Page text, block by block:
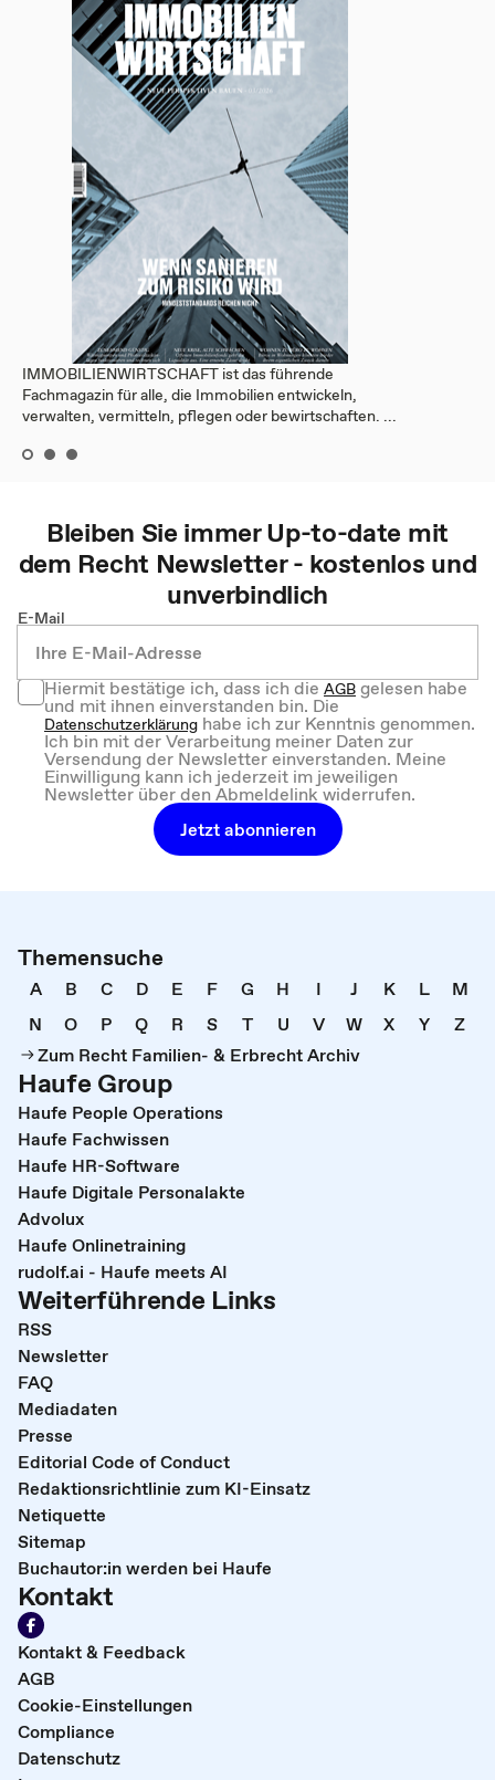
IMMOBILIENWIRTSCHAFT ist das führende
Fachmagazin für alle, die Immobilien entwickeln,
verwalten, vermitteln, pflegen oder bewirtschaften. ...
Bleiben Sie immer Up-to-date mit
dem Recht Newsletter - kostenlos und
unverbindlich
E-Mail
Hiermit bestätige ich, dass ich dieAGBgelesen habe
und mit ihnen einverstanden bin. Die
Datenschutzerklärung habe ich zur Kenntnis genommen.
Ich bin mit der Verarbeitung meiner Daten zur
Versendung der Newsletter einverstanden. Meine
Einwilligung kann ich jederzeit im jeweiligen
Newsletter über den Abmeldelink widerrufen.
Jetzt abonnieren
Themensuche
A B C D E F G H I J K L
M
N
O P Q R S T U V W X Y
Z
Zum Recht Familien- & Erbrecht Archiv
Haufe Group
Haufe People Operations
Haufe Fachwissen
Haufe HR-Software
Haufe Digitale Personalakte
Advolux
Haufe Onlinetraining
rudolf.ai - Haufe meets AI
Weiterführende Links
RSS
Newsletter
FAQ
Mediadaten
Presse
Editorial Code of Conduct
Redaktionsrichtlinie zum KI-Einsatz
Netiquette
Sitemap
Buchautor:in werden bei Haufe
Kontakt
Kontakt & Feedback
AGB
Cookie-Einstellungen
Compliance
Datenschutz